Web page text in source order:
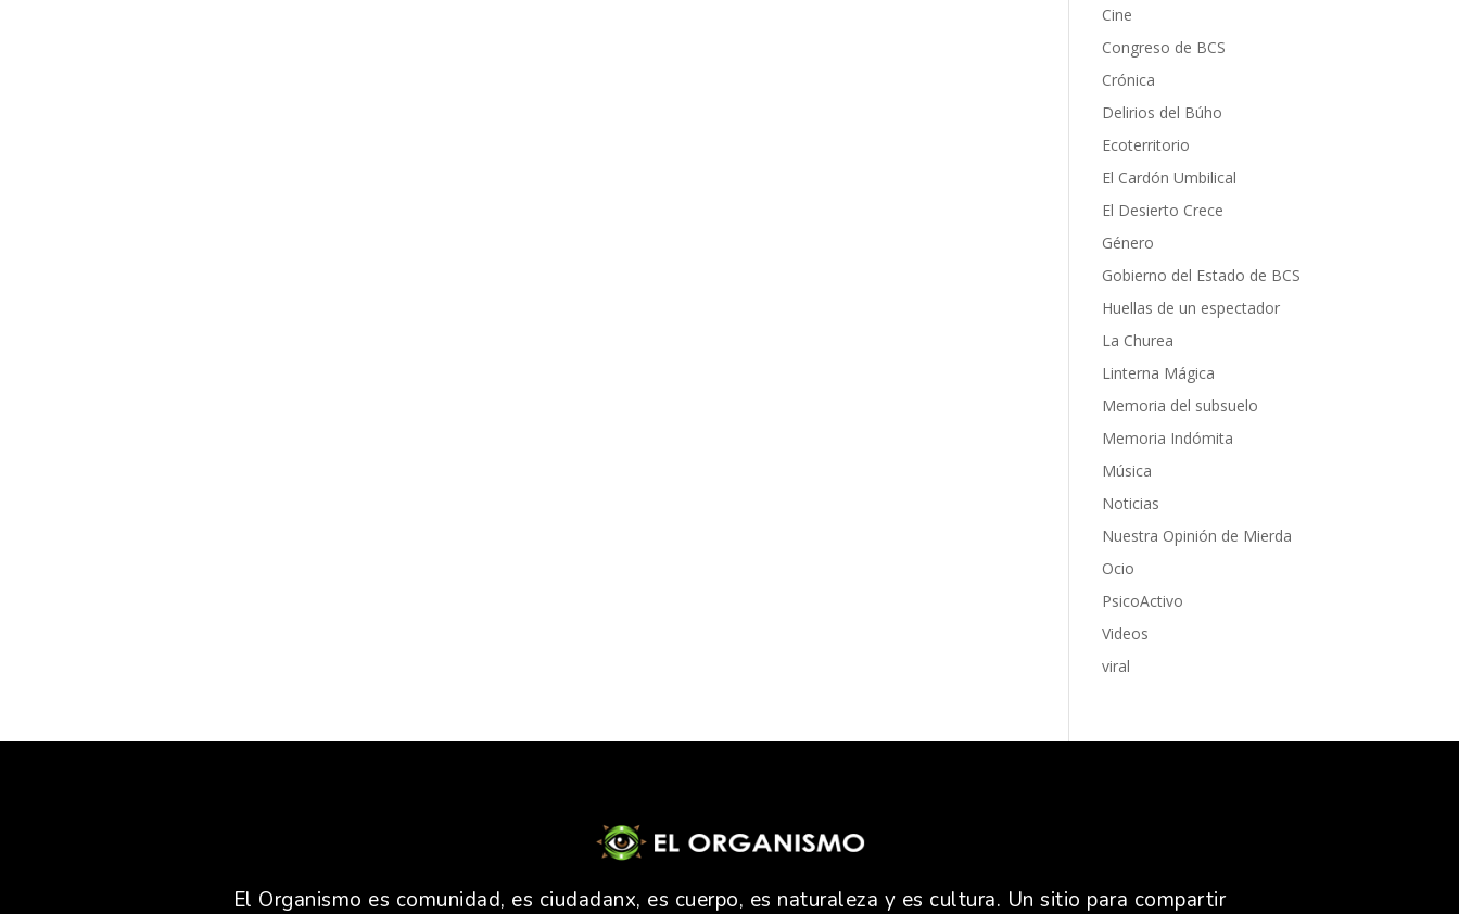
Cine
Congreso de BCS
Crónica
Delirios del Búho
Ecoterritorio
El Cardón Umbilical
El Desierto Crece
Género
Gobierno del Estado de BCS
Huellas de un espectador
La Churea
Linterna Mágica
Memoria del subsuelo
Memoria Indómita
Música
Noticias
Nuestra Opinión de Mierda
Ocio
PsicoActivo
Videos
viral
El Organismo es comunidad, es ciudadanx, es cuerpo, es naturaleza y es cultura. Un sitio para compartir